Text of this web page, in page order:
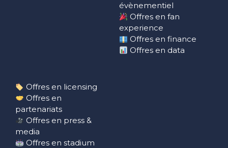
évènementiel
Offres en fan
experience
Offres en finance
Offres en data
Offres en licensing
Offres en
partenariats
Offres en press &
media
Offres en stadium